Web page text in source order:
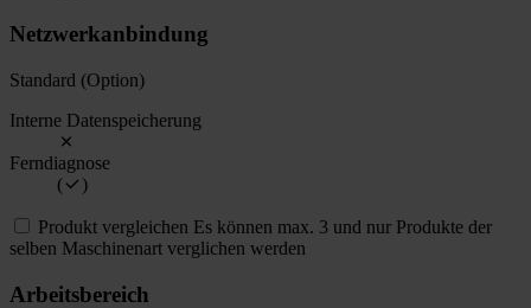
Netzwerkanbindung
Standard (Option)
Interne Datenspeicherung
Ferndiagnose
(
)
Produkt vergleichen Es können max. 3 und nur Produkte der
selben Maschinenart verglichen werden
Arbeitsbereich